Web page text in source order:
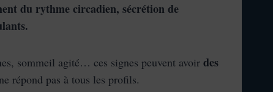
du rythme circadien, sécrétion de
sommeil agité… ces signes peuvent avoir des
répond pas à tous les profils.